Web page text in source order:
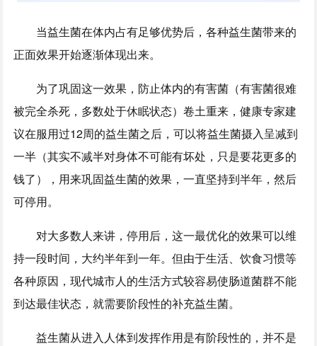
当益生菌在体内占有足够优势后，各种益生菌带来的
正面效果开始逐渐体现出来。
为了巩固这一效果，防止体内的有害菌（有害菌很难
被完全杀死，多数处于休眠状态）卷土重来，健康专家建
议在服用过12周的益生菌之后，可以将益生菌摄入呈减到
一半（其实不减半对身体不可能有坏处，只是要花更多的
钱了），用来巩固益生菌的效果，一直坚持到半年，然后
可停用。
对大多数人来讲，停用后，这一最优化的效果可以维
持一段时间，大约半年到一年。但由于生活、饮食习惯等
各种原因，现代城市人的生活方式较容易使肠道菌群不能
到达最佳状态，就需要阶段性的补充益生菌。
益生菌从进入人体到发挥作用是有阶段性的，并不是